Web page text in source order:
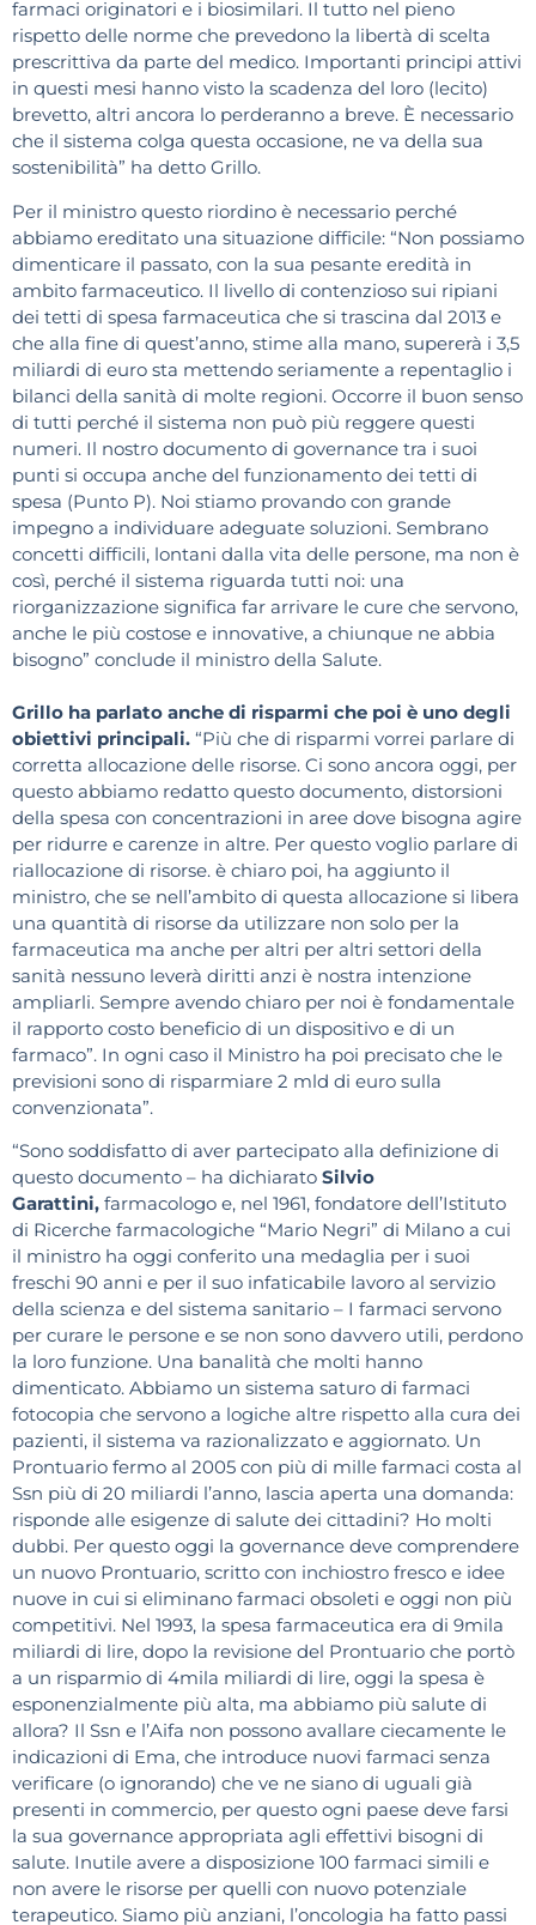
farmaci originatori e i biosimilari. Il tutto nel pieno
rispetto delle norme che prevedono la libertà di scelta
prescrittiva da parte del medico. Importanti principi attivi
in questi mesi hanno visto la scadenza del loro (lecito)
brevetto, altri ancora lo perderanno a breve. È necessario
che il sistema colga questa occasione, ne va della sua
sostenibilità” ha detto Grillo.
Per il ministro questo riordino è necessario perché
abbiamo ereditato una situazione difficile: “Non possiamo
dimenticare il passato, con la sua pesante eredità in
ambito farmaceutico. Il livello di contenzioso sui ripiani
dei tetti di spesa farmaceutica che si trascina dal 2013 e
che alla fine di quest’anno, stime alla mano, supererà i 3,5
miliardi di euro sta mettendo seriamente a repentaglio i
bilanci della sanità di molte regioni. Occorre il buon senso
di tutti perché il sistema non può più reggere questi
numeri. Il nostro documento di governance tra i suoi
punti si occupa anche del funzionamento dei tetti di
spesa (Punto P). Noi stiamo provando con grande
impegno a individuare adeguate soluzioni. Sembrano
concetti difficili, lontani dalla vita delle persone, ma non è
così, perché il sistema riguarda tutti noi: una
riorganizzazione significa far arrivare le cure che servono,
anche le più costose e innovative, a chiunque ne abbia
bisogno” conclude il ministro della Salute.
Grillo ha parlato anche di risparmi che poi è uno degli
obiettivi principali. “Più che di risparmi vorrei parlare di
corretta allocazione delle risorse. Ci sono ancora oggi, per
questo abbiamo redatto questo documento, distorsioni
della spesa con concentrazioni in aree dove bisogna agire
per ridurre e carenze in altre. Per questo voglio parlare di
riallocazione di risorse. è chiaro poi, ha aggiunto il
ministro, che se nell’ambito di questa allocazione si libera
una quantità di risorse da utilizzare non solo per la
farmaceutica ma anche per altri per altri settori della
sanità nessuno leverà diritti anzi è nostra intenzione
ampliarli. Sempre avendo chiaro per noi è fondamentale
il rapporto costo beneficio di un dispositivo e di un
farmaco”. In ogni caso il Ministro ha poi precisato che le
previsioni sono di risparmiare 2 mld di euro sulla
convenzionata”.
“Sono soddisfatto di aver partecipato alla definizione di
questo documento – ha dichiarato Silvio
Garattini, farmacologo e, nel 1961, fondatore dell’Istituto
di Ricerche farmacologiche “Mario Negri” di Milano a cui
il ministro ha oggi conferito una medaglia per i suoi
freschi 90 anni e per il suo infaticabile lavoro al servizio
della scienza e del sistema sanitario – I farmaci servono
per curare le persone e se non sono davvero utili, perdono
la loro funzione. Una banalità che molti hanno
dimenticato. Abbiamo un sistema saturo di farmaci
fotocopia che servono a logiche altre rispetto alla cura dei
pazienti, il sistema va razionalizzato e aggiornato. Un
Prontuario fermo al 2005 con più di mille farmaci costa al
Ssn più di 20 miliardi l’anno, lascia aperta una domanda:
risponde alle esigenze di salute dei cittadini? Ho molti
dubbi. Per questo oggi la governance deve comprendere
un nuovo Prontuario, scritto con inchiostro fresco e idee
nuove in cui si eliminano farmaci obsoleti e oggi non più
competitivi. Nel 1993, la spesa farmaceutica era di 9mila
miliardi di lire, dopo la revisione del Prontuario che portò
a un risparmio di 4mila miliardi di lire, oggi la spesa è
esponenzialmente più alta, ma abbiamo più salute di
allora? Il Ssn e l’Aifa non possono avallare ciecamente le
indicazioni di Ema, che introduce nuovi farmaci senza
verificare (o ignorando) che ve ne siano di uguali già
presenti in commercio, per questo ogni paese deve farsi
la sua governance appropriata agli effettivi bisogni di
salute. Inutile avere a disposizione 100 farmaci simili e
non avere le risorse per quelli con nuovo potenziale
terapeutico. Siamo più anziani, l’oncologia ha fatto passi